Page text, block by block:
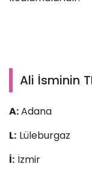
Ali İsminin
A:Adana
L: Lüleburgaz
İ: İzmir